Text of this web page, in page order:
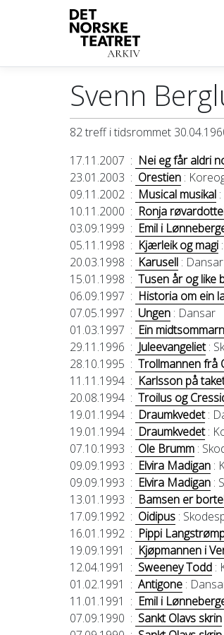
Svenn
82 treff i tidsrommet
17.11.2007 : Nei eg får aldri
23.01.2003 : Orestien :
09.11.2002 : Musical musikal
10.11.2000 : Ronja
03.09.1999 : Emil i
05.11.1998 : Kjærleik og magi
20.03.1998 : Karusell : Dansar
15.01.1998 : Tusen år og like
06.09.1997 : Historia om ein
07.05.1997 : Ungen : Dansar
01.03.1997 : Ein
29.11.1996 : Juleevangeliet:
28.10.1995 : Trollmannen frå
11.11.1994 : Karlsson på
20.08.1994 : Troilus og
19.01.1994 : Draumkvedet:
19.01.1994 : Draumkvedet:
07.10.1993 : Ole Brumm :
09.09.1993 : Elvira Madigan :
09.09.1993 : Elvira Madigan :
13.01.1993 : Bamsen er
17.09.1992 : Oidipus :
16.01.1992 : Pippi
19.09.1991 : Kjøpmannen i
12.04.1991 : Sweeney Todd :
01.02.1991 : Antigone :
11.01.1991 : Emil i
07.09.1990 : Sankt Olavs skrin